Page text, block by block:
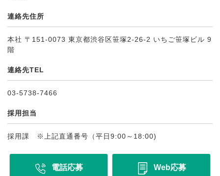
連絡先住所
本社 〒151-0073 東京都渋谷区笹塚2-26-2 いちご笹塚ビル 9
階
連絡先TEL
03-5738-7466
採用担当
採用課 ※上記直通番号（平日9:00～18:00)
電話応募 Web応募